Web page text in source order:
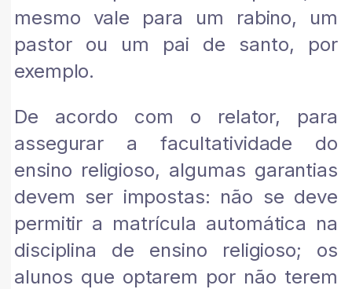
mesmo vale para um rabino, um
pastor ou um pai de santo, por
exemplo.
De acordo com o relator, para
assegurar a facultatividade do
ensino religioso, algumas garantias
devem ser impostas: não se deve
permitir a matrícula automática na
disciplina de ensino religioso; os
alunos que optarem por não terem